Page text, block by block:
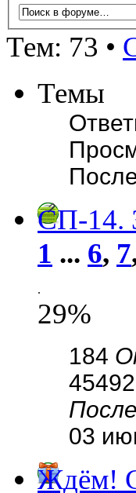
Тем: 73 •
Темы
СП-14.
1 ... 6, 7
.
29%
184
45492
03
Ждём!